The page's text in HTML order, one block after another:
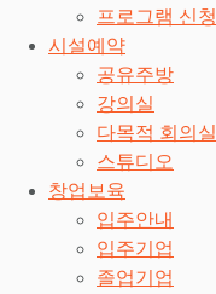
프로그램 신청
시설예약
공유주방
강의실
다목적 회의실
스튜디오
창업보육
입주안내
입주기업
졸업기업